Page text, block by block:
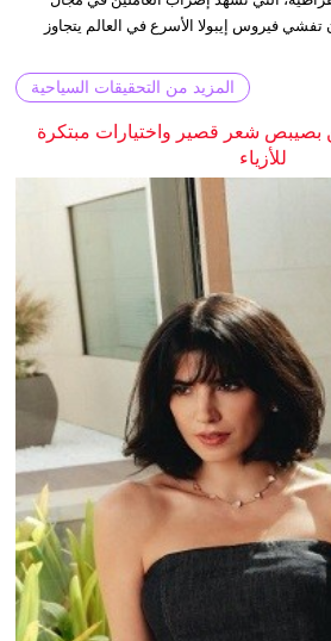
فيروس إيبولا الأسرع في العالم يتجاوز
المزيد من التحقيقات السياحية
بصيبص شعر قصير واختيارات مبتكرة
للأزياء